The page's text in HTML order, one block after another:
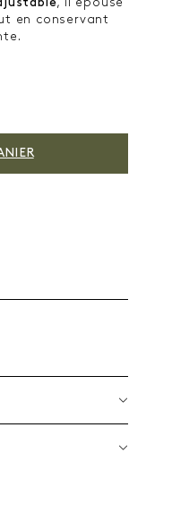
, il épouse
en conservant